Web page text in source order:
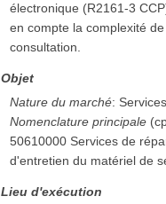
électronique (R2161-3
en compte la complexité
consultation.
Objet
Nature du marché: Services
Nomenclature principale (
50610000 Services de
d'entretien du matériel de
Lieu d'exécution